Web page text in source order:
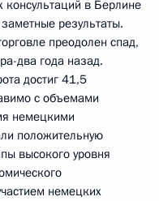
в Берлине
результаты.
преодолен спад,
два года назад.
достиг 41,5
с объемами
немецкими
положительную
высокого уровня
немецких